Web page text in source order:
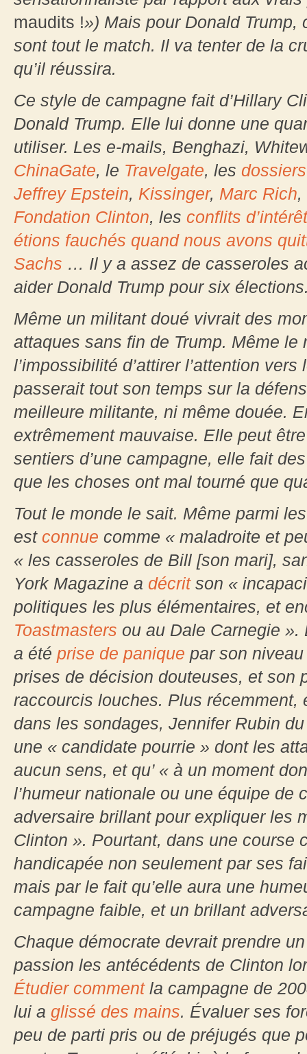
maudits !») Mais pour Donald
sont tout le match. Il va tenter de la
qu’il réussira.
Ce style de campagne fait d’Hillary
Donald Trump. Elle lui donne une
utiliser. Les e-mails, Benghazi,
ChinaGate, le Travelgate, les
Jeffrey Epstein, Kissinger, Marc Rich,
Fondation Clinton, les conflits
étions fauchés quand nous avons
Sachs … Il y a assez de casseroles
aider Donald Trump pour six
Même un militant doué vivrait des
attaques sans fin de Trump. Même
l’impossibilité d’attirer l’attention
passerait tout son temps sur la
meilleure militante, ni même douée.
extrêmement mauvaise. Elle peut
sentiers d’une campagne, elle fait
que les choses ont mal tourné que
Tout le monde le sait. Même parmi
est connue comme « maladroite et
« les casseroles de Bill [son mari],
York Magazine a décritson «
politiques les plus élémentaires, et
Toastmasters ou au Dale Carnegie ».
a été prise de panique par son
prises de décision douteuses, et son
raccourcis louches. Plus récemment,
dans les sondages, Jennifer Rubin
une « candidate pourrie » dont les
aucun sens, et qu’ « à un moment
l’humeur nationale ou une équipe de
adversaire brillant pour expliquer les
Clinton ». Pourtant, dans une course
handicapée non seulement par ses
mais par le fait qu’elle aura une
campagne faible, et un brillant
Chaque démocrate devrait prendre
passion les antécédents de Clinton
Étudier commentla campagne de
lui a glissé des mains. Évaluer ses
peu de parti pris ou de préjugés que